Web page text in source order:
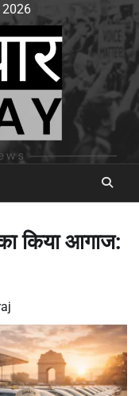
2026
किया आगाज: